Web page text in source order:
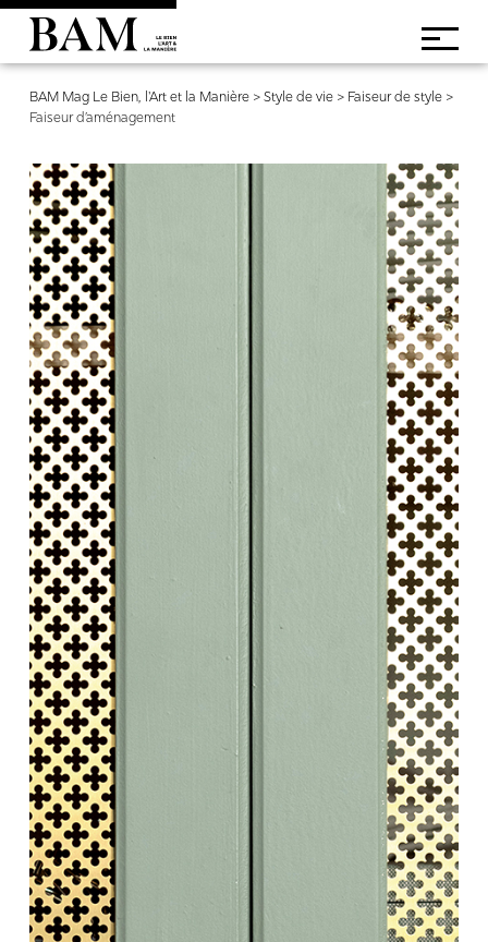
BAM Mag Le Bien, l'Art et la Manière >Style de vie > Faiseur de style >
Faiseur d’aménagement